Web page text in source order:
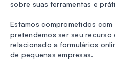
sobre suas ferramentas e
Estamos comprometidos com
pretendemos ser seu
relacionado a formulários
de pequenas empresas.